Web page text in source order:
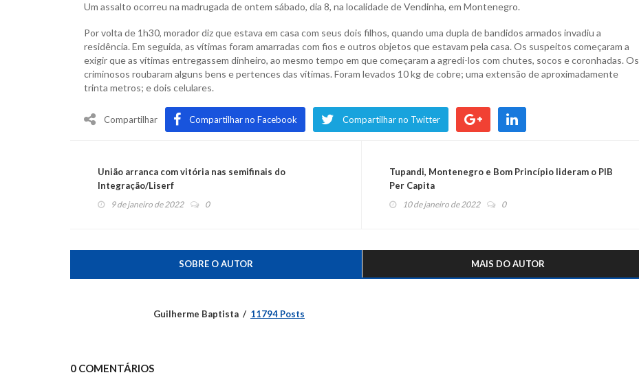
Um assalto ocorreu na madrugada de ontem sábado, dia 8, na localidade de Vendinha, em Montenegro.
Por volta de 1h30, morador diz que estava em casa com seus dois filhos, quando uma dupla de bandidos armados invadiu a
residência. Em seguida, as vítimas foram amarradas com fios e outros objetos que estavam pela casa. Os suspeitos começaram a
exigir que as vítimas entregassem dinheiro, ao mesmo tempo em que começaram a agredi-los com chutes, socos e coronhadas. Os
criminosos roubaram alguns bens e pertences das vítimas. Foram levados 10 kg de cobre; uma extensão de aproximadamente
trinta metros; e dois celulares.
Compartilhar Compartilhar no Facebook Compartilhar no Twitter
União arranca com vitória nas semifinais do
Integração/Liserf
9 de janeiro de 2022 0
Tupandi, Montenegro e Bom Princípio lideram o PIB
Per Capita
10 de janeiro de 2022 0
SOBRE O AUTOR MAIS DO AUTOR
Guilherme Baptista 11794 Posts
0 COMENTÁRIOS